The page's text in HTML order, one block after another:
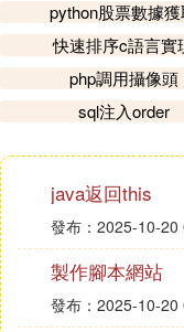
程序開發工具，
庫，在國內曾經是
位的MIS系統都是
模企業單位的MIS
多媒體軟體的開發
9、易語言是一門
以「易」著稱，
字為E語言。其最
月11日。創造易
的實踐，方便中
用再去學習西方思
python股票數據獲
快速排序c語言實
php調用攝像頭
sql注入order
java返回this
發布：2025-10-20
製作腳本網站
發布：2025-10-20